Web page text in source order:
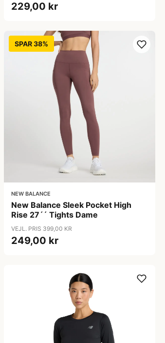
229,00 kr
SPAR 38%
NEW BALANCE
New Balance Sleek Pocket High
Rise 27´´ Tights Dame
VEJL. PRIS 399,00 KR
249,00 kr